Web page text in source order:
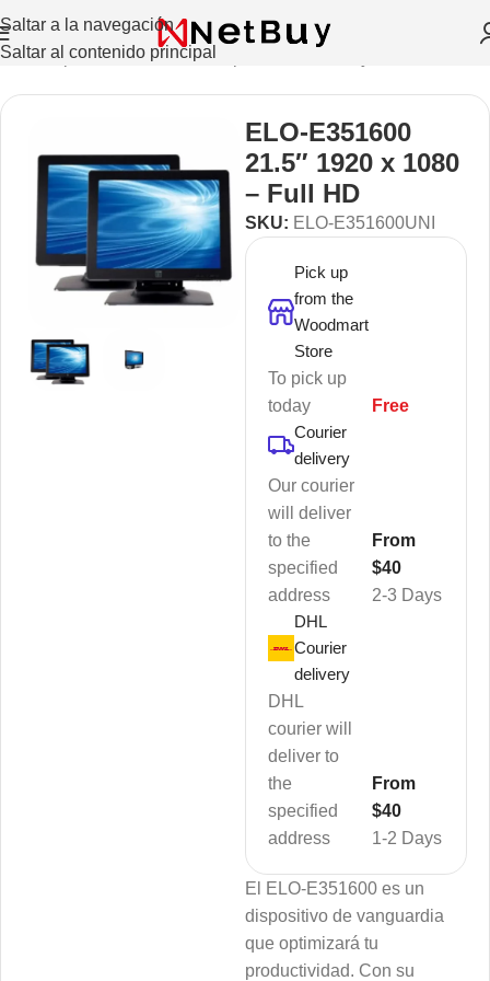
Saltar a la navegación
Saltar al contenido principal
/ Impresoras de Recibos, puntos de venta y monitores
ELO-E351600
21.5″ 1920 x 1080
– Full HD
SKU: ELO-E351600UNI
Pick up
from the
Woodmart
Store
To pick up
today
Free
Courier
delivery
Our courier
will deliver
to the
specified
address
2-3 Days
From
$40
DHL
Courier
delivery
DHL
courier will
deliver to
the
specified
address
1-2 Days
From
$40
El ELO-E351600 es un
dispositivo de vanguardia
que optimizará tu
productividad. Con su